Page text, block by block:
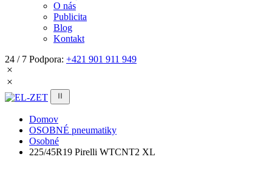
O nás
Publicita
Blog
Kontakt
24 / 7 Podpora: +421 901 911 949
Domov
OSOBNÉ pneumatiky
Osobné
225/45R19 Pirelli WTCNT2 XL